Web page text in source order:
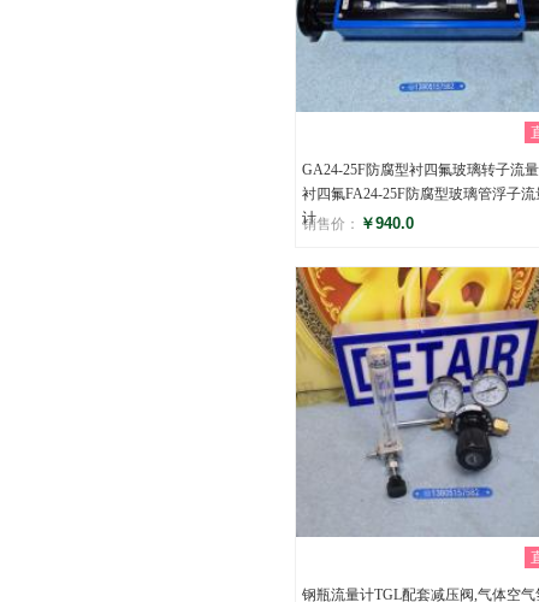
GA24-25F防腐型衬四氟玻璃转子流
衬四氟FA24-25F防腐型玻璃管浮子流
计
销售价： ￥940.0
评分
()
钢瓶流量计TGL配套减压阀,气体空气